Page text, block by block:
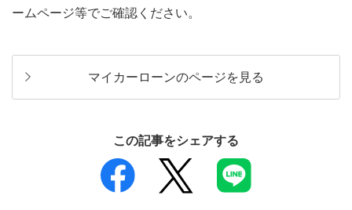
ームページ等でご確認ください。
マイカーローンのページを見る
この記事をシェアする